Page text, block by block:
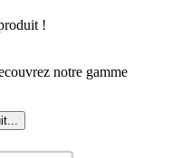
!
notre gamme